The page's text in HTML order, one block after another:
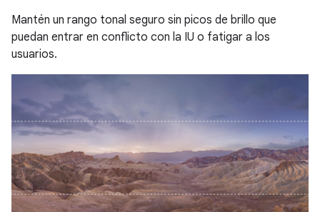
Mantén un rango tonal seguro sin picos de brillo que
puedan entrar en conflicto con la IU o fatigar a los
usuarios.